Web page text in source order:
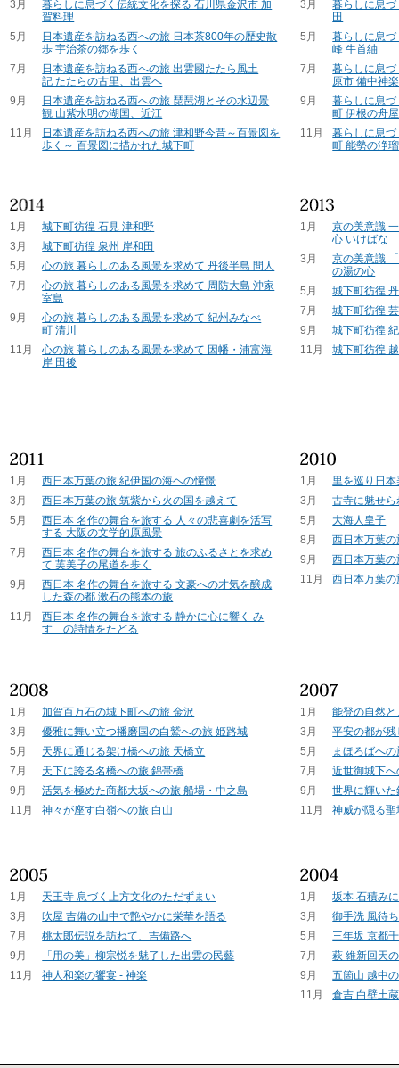
3月
暮らしに息づく伝統文化を探る 石川県金沢市 加
賀料理
5月
日本遺産を訪ねる西への旅 日本茶800年の歴史散
歩 宇治茶の郷を歩く
7月
日本遺産を訪ねる西への旅 出雲國たたら風土
記 たたらの古里、出雲へ
9月
日本遺産を訪ねる西への旅 琵琶湖とその水辺景
観 山紫水明の湖国、近江
11月
日本遺産を訪ねる西への旅 津和野今昔～百景図を
歩く～ 百景図に描かれた城下町
3月
暮らしに息
田
5月
暮らしに息
峰 牛首紬
7月
暮らしに息
原市 備中神楽
9月
暮らしに息
町 伊根の舟屋
11月
暮らしに息
町 能勢の浄
1月
城下町彷徨 石見 津和野
3月
城下町彷徨 泉州 岸和田
5月
心の旅 暮らしのある風景を求めて 丹後半島 間人
7月
心の旅 暮らしのある風景を求めて 周防大島 沖家
室島
9月
心の旅 暮らしのある風景を求めて 紀州みなべ
町 清川
11月
心の旅 暮らしのある風景を求めて 因幡・浦富海
岸 田後
1月
京の美意識
心 いけばな
3月
京の美意識
の湯の心
5月
城下町彷徨
7月
城下町彷徨
9月
城下町彷徨
11月
城下町彷徨
1月
西日本万葉の旅 紀伊国の海ヘの憧憬
3月
西日本万葉の旅 筑紫から火の国を越えて
5月
西日本 名作の舞台を旅する 人々の悲喜劇を活写
する 大阪の文学的原風景
7月
西日本 名作の舞台を旅する 旅のふるさとを求め
て 芙美子の尾道を歩く
9月
西日本 名作の舞台を旅する 文豪への才気を醸成
した森の都 漱石の熊本の旅
11月
西日本 名作の舞台を旅する 静かに心に響く み
すゞの詩情をたどる
1月
里を巡り日
3月
古寺に魅せ
5月
大海人皇子
8月
西日本万葉
9月
西日本万葉
11月
西日本万葉
1月
加賀百万石の城下町への旅 金沢
3月
優雅に舞い立つ播磨国の白鷲への旅 姫路城
5月
天界に通じる架け橋への旅 天橋立
7月
天下に誇る名橋への旅 錦帯橋
9月
活気を極めた商都大坂への旅 船場・中之島
11月
神々が座す白嶺への旅 白山
1月
能登の自然
3月
平安の都が
5月
まほろばへ
7月
近世御城下
9月
世界に輝い
11月
神威が隠る
1月
天王寺 息づく上方文化のただずまい
3月
吹屋 吉備の山中で艶やかに栄華を語る
7月
桃太郎伝説を訪ねて、吉備路へ
9月
「用の美」柳宗悦を魅了した出雲の民藝
11月
神人和楽の饗宴 - 神楽
1月
坂本 石積み
3月
御手洗 風待
5月
三年坂 京都
7月
萩 維新回天
9月
五箇山 越中
11月
倉吉 白壁土